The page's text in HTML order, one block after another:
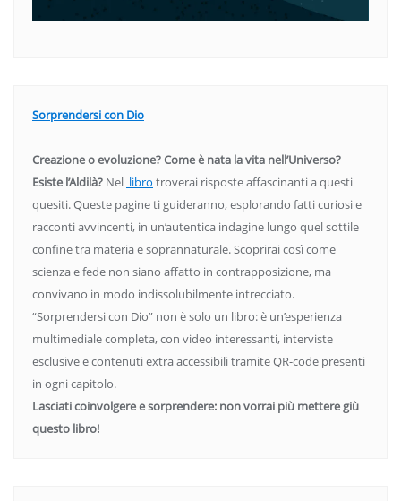
Sorprendersi con Dio
Creazione o evoluzione? Come è nata la vita nell’Universo?
Esiste l’Aldilà? Nel libro troverai risposte affascinanti a questi
quesiti. Queste pagine ti guideranno, esplorando fatti curiosi e
racconti avvincenti, in un’autentica indagine lungo quel sottile
confine tra materia e soprannaturale. Scoprirai così come
scienza e fede non siano affatto in contrapposizione, ma
convivano in modo indissolubilmente intrecciato.
“Sorprendersi con Dio” non è solo un libro: è un’esperienza
multimediale completa, con video interessanti, interviste
esclusive e contenuti extra accessibili tramite QR-code presenti
in ogni capitolo.
Lasciati coinvolgere e sorprendere: non vorrai più mettere giù
questo libro!